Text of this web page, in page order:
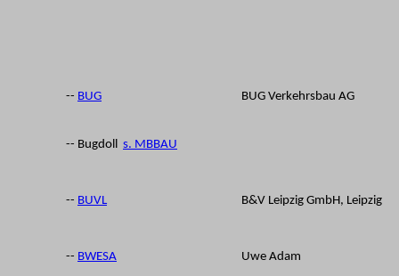
-- BUG BUG Verkehrsbau AG
-- Bugdoll s. MBBAU
-- BUVL B&V Leipzig GmbH, Leipzig
-- BWESA Uwe Adam